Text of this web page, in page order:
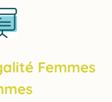
Femmes